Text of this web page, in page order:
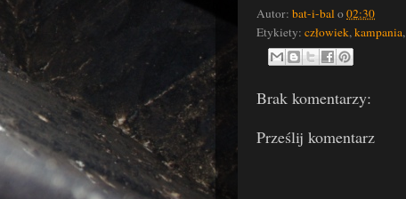
Autor: bat-i-balo02:30
Etykiety: człowiek,kampania,
Brak komentarzy:
Prześlij komentarz